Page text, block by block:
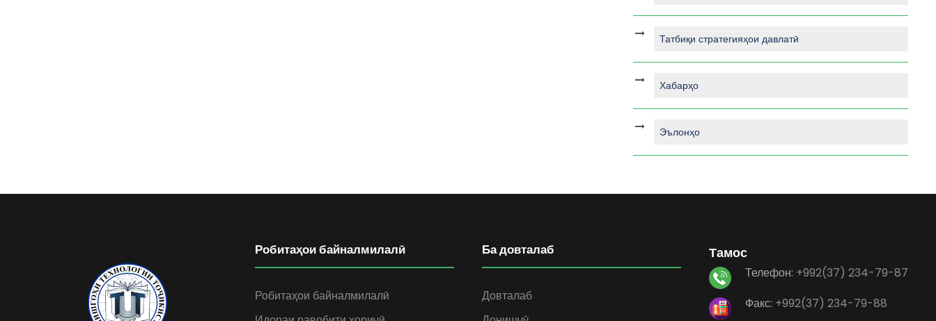
Татбиқи стратегияҳои давлатӣ
Хабарҳо
Эълонҳо
Робитаҳои байналмилалӣ
Робитаҳои байналмилалӣ
Ба довталаб
Довталаб
Тамос
Телефон: +992(37) 234-79-87
Факс: +992(37) 234-79-88